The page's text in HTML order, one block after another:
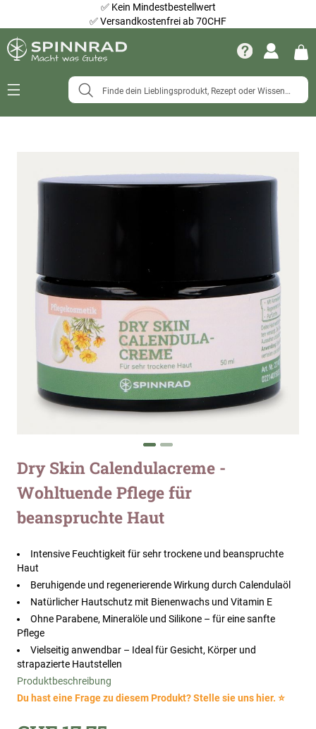
✅ Kein Mindestbestellwert
✅Versandkostenfrei ab 70CHF
Navigation
Zum
Anfang
der
springen
Dry Skin Calendulacreme -
Wohltuende Pflege für
beanspruchte Haut
Intensive Feuchtigkeit für sehr trockene und beanspruchte
Haut
Beruhigende und regenerierende Wirkung durch Calendulaöl
Natürlicher Hautschutz mit Bienenwachs und Vitamin E
Ohne Parabene, Mineralöle und Silikone – für eine sanfte
Pflege
Vielseitig anwendbar – Ideal für Gesicht, Körper und
strapazierte Hautstellen
Produktbeschreibung
Du hast eine Frage zu diesem Produkt? Stelle sie uns hier. ⭐